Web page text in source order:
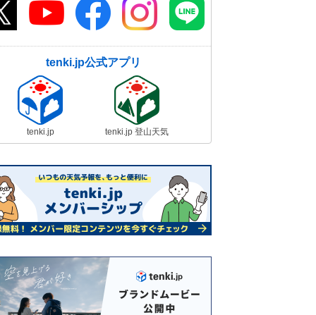
tenki.jp公式アプリ
tenki.jp tenki.jp 登山天気